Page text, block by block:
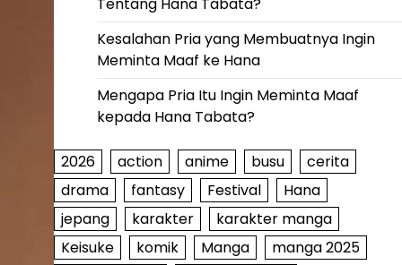
Kesalahan Pria yang Membuatnya Ingin
Meminta Maaf ke Hana
Mengapa Pria Itu Ingin Meminta Maaf
kepada Hana Tabata?
2026 action anime busu
cerita
drama
fantasy Festival
Hana
jepang
karakter
karakter manga
Keisuke
komik Manga
manga 2025